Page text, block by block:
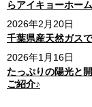
らアイキョーホー
2026年2月20日
千葉県産天然ガス
2026年1月16日
たっぷりの陽光と
ご紹介♪